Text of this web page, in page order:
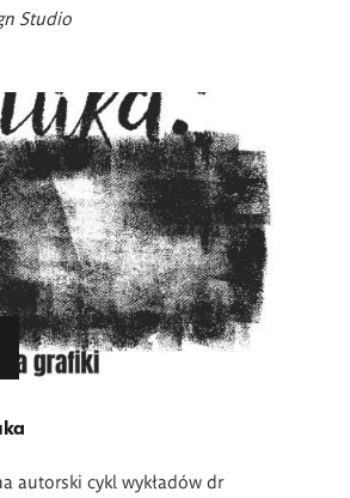
Studio
autorski cykl wykładów dr